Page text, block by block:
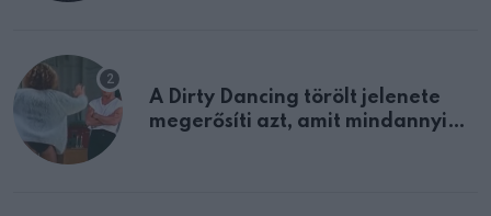
A Dirty Dancing törölt jelenete
megerősíti azt, amit mindannyian